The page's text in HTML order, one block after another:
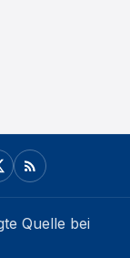
Quelle bei